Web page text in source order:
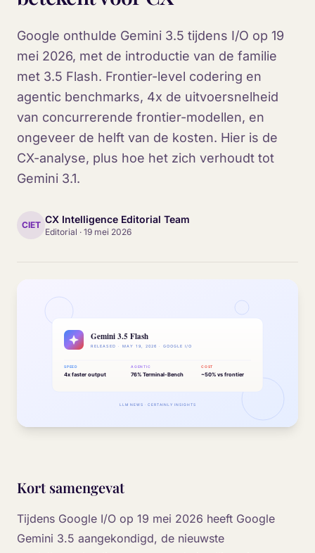
Google onthulde Gemini 3.5 tijdens I/O op 19
mei 2026, met de introductie van de familie
met 3.5 Flash. Frontier-level codering en
agentic benchmarks, 4x de uitvoersnelheid
van concurrerende frontier-modellen, en
ongeveer de helft van de kosten. Hier is de
CX-analyse, plus hoe het zich verhoudt tot
Gemini 3.1.
CIET CX Intelligence Editorial Team
Editorial · 19 mei 2026
Kort samengevat
Tijdens Google I/O op 19 mei 2026 heeft Google
Gemini 3.5 aangekondigd, de nieuwste